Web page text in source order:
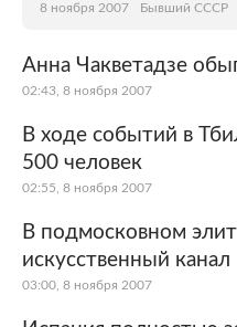
8 ноября 2007 Бывший СССР
Анна Чакветадзе
02:43, 8 ноября 2007
В ходе событий в
500 человек
02:55, 8 ноября 2007
В подмосковном
искусственный канал
03:00, 8 ноября 2007